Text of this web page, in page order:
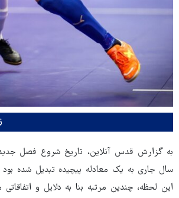
به گزارش قدس آنلاین، تاریخ شروع فصل
این لحظه، چندین مرتبه بنا به دلایل و